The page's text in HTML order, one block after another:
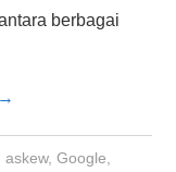
berbagai
→
askew, Google